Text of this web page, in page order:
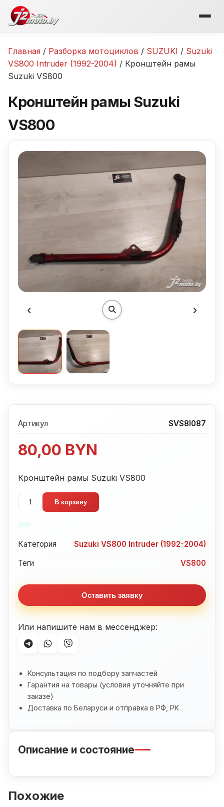
Перейти
Главная / Разборка мотоциклов / SUZUKI / Suzuki
VS800 Intruder (1992-2004) / Кронштейн рамы
Suzuki VS800
Кронштейн рамы Suzuki
VS800
‹ ›
Артикул SVS8I087
80,00 BYN
Кронштейн рамы Suzuki VS800
Количество
товара
Suzuki
VS800
В корзину
Категория
Suzuki VS800 Intruder (1992-2004)
Теги
VS800
Оставить заявку
Или напишите нам в мессенджер:
Консультация по подбору запчастей
Гарантия на товары (условия уточняйте при
заказе)
Доставка по Беларуси и отправка в РФ, РК
Описание и состояние
Похожие